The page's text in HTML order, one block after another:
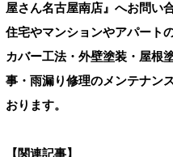
屋さん名古屋南店』へお問い
住宅やマンションやアパート
カバー工法・外壁塗装・屋根
事・雨漏り修理のメンテナン
おります。
【関連記事】